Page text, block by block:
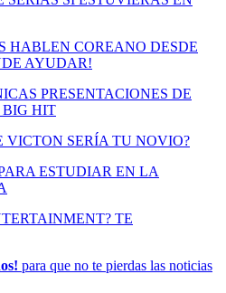
HABLEN COREANO DESDE
AYUDAR!
PRESENTACIONES DE
BIG HIT
VICTON SERÍA TU NOVIO?
ESTUDIAR EN LA
TE
para que no te pierdas las noticias